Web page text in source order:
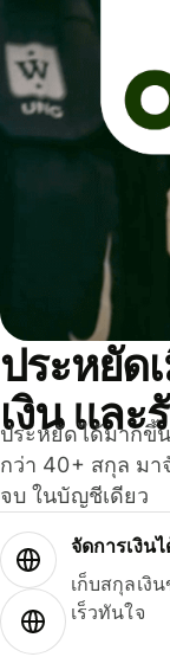
ประหยัด
เงิน และ
ประหยัดได้มากขึ้
กว่า 40+ สกุล มา
จบ ในบัญชีเดียว
จัดการเงิน
เก็บสกุลเงิ
เร็วทันใจ